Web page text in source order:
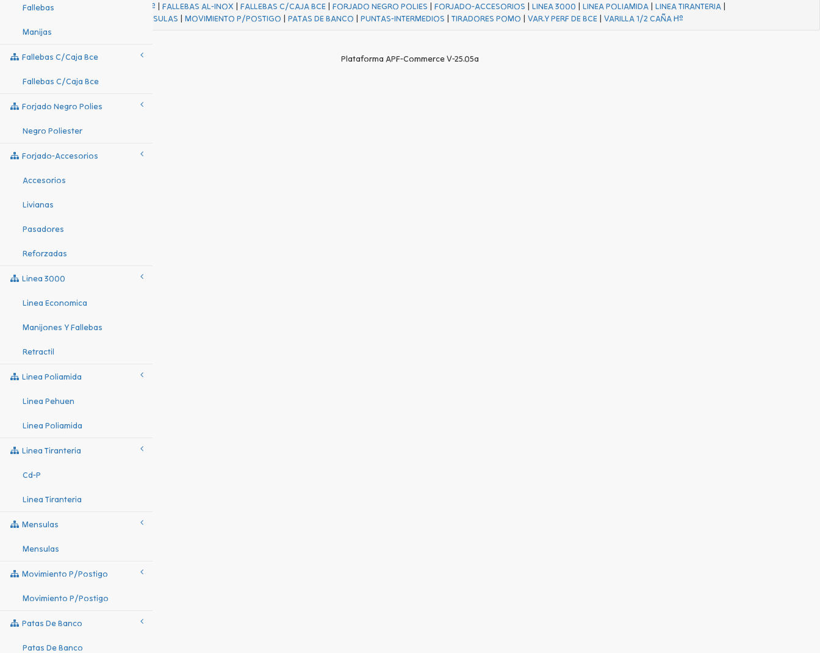
Fallebas
Manijas
Fallebas C/caja Bce
Fallebas C/caja Bce
Forjado Negro Polies
Negro Poliester
Forjado-Accesorios
Accesorios
Livianas
Pasadores
Reforzadas
Linea 3000
Linea Economica
Manijones Y Fallebas
Retractil
Linea Poliamida
Linea Pehuen
Linea Poliamida
Linea Tiranteria
Cd-P
Linea Tiranteria
Mensulas
Mensulas
Movimiento P/postigo
Movimiento P/postigo
Patas De Banco
Patas De Banco
FALL Hº-HJES Hº |FALLEBAS AL-INOX |FALLEBAS C/CAJA BCE |FORJADO NEGRO POLIES |FORJADO-ACCESORIOS |LINEA 3000 |LINEA POLIAMIDA |LINEA TIRANTERIA |
MENSULAS | MOVIMIENTO P/POSTIGO | PATAS DE BANCO | PUNTAS-INTERMEDIOS | TIRADORES POMO | VAR.Y PERF DE BCE| VARILLA 1/2 CAÑA Hº
Plataforma APF-Commerce V-25.05a